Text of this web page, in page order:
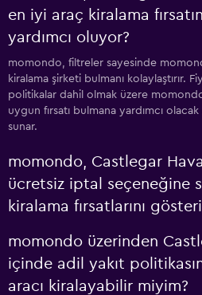
en iyi araç kiralama
yardımcı oluyor?
momondo, filtreler sayesinde
kiralama şirketi bulmanı kolaylaştırır.
politikalar dahil olmak üzere
uygun fırsatı bulmana yardımcı
sunar.
momondo, Castlegar
ücretsiz iptal seçeneğine
kiralama fırsatlarını
momondo üzerinden
içinde adil yakıt
aracı kiralayabilir miyim?